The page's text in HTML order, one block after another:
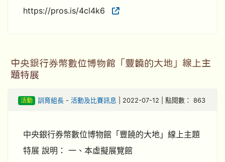
https://pros.is/4cl4k6
中央銀行券幣數位博物館「豐饒的大地」線上主
題特展
活動 訓育組長- 活動及比賽訊息 | 2022-07-12 | 點閱數： 863
中央銀行券幣數位博物館「豐饒的大地」線上主題
特展 說明： 一、本虛擬展覽館